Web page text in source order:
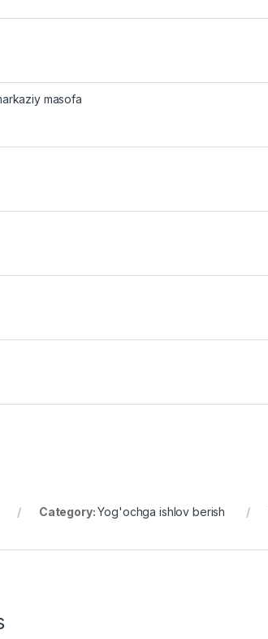
masofa
Category:Yog'ochga ishlov berish